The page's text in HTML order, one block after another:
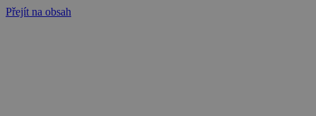
Přejít na obsah